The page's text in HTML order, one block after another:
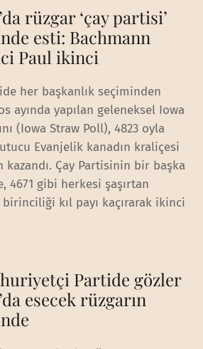
rüzgar ‘çay partisi’
esti: Bachmann
Paul ikinci
her başkanlık seçiminden
ayında yapılan geleneksel Iowa
(Iowa Straw Poll), 4823 oyla
Evanjelik kanadın kraliçesi
kazandı. Çay Partisinin bir başka
4671 gibi herkesi şaşırtan
kıl payı kaçırarak ikinci
Partide gözler
esecek rüzgarın